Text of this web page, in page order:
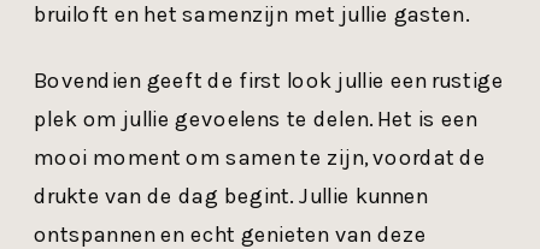
bruiloft en het samenzijn met jullie gasten.
Bovendien geeft de first look jullie een rustige
plek om jullie gevoelens te delen. Het is een
mooi moment om samen te zijn, voordat de
drukte van de dag begint. Jullie kunnen
ontspannen en echt genieten van deze